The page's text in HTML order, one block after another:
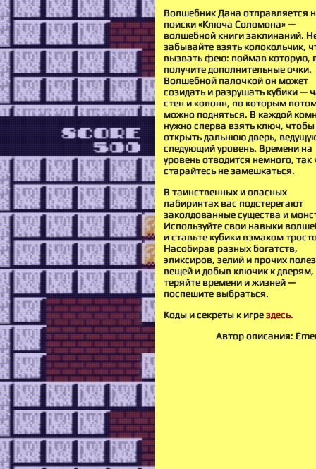
Волшебник Дана отправляется
поиски «Ключа Соломона» —
волшебной книги заклинаний.
забывайте взять колокольчик,
вызвать фею: поймав которую,
получите дополнительные очки.
Волшебной палочкой он может
созидать и разрушать кубики —
стен и колонн, по которым
можно подняться. В каждой
нужно сперва взять ключ, чтобы
открыть дальнюю дверь,
следующий уровень. Времени на
уровень отводится немного, так
старайтесь не замешкаться.
В таинственных и опасных
лабиринтах вас подстерегают
заколдованные существа и
Используйте свои навыки
и ставьте кубики взмахом
Насобирав разных богатств,
эликсиров, зелий и прочих
вещей и добыв ключик к дверям,
теряйте времени и жизней —
поспешите выбраться.
Коды и секреты к игрездесь.
Автор описания: